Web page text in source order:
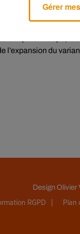
de suite. Ils ne
d’Europe,
l’expansion du
DesignOlivier
RGPD Plan
Gérer